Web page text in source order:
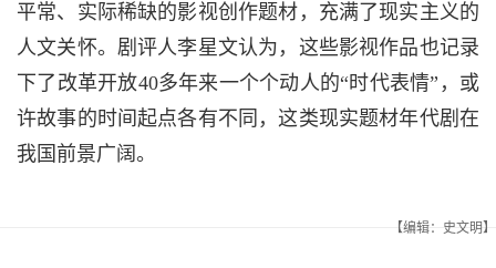
平常、实际稀缺的影视创作题材，充满了现实主义的
人文关怀。剧评人李星文认为，这些影视作品也记录
下了改革开放40多年来一个个动人的“时代表情”，或
许故事的时间起点各有不同，这类现实题材年代剧在
我国前景广阔。
【编辑：史文明】